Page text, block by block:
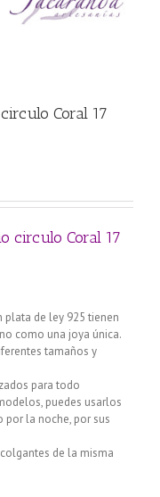
Coral 17
circulo Coral 17
plata de ley 925 tienen
como una joya única.
tamaños y
para todo
puedes usarlos
por la noche, por sus
de la misma